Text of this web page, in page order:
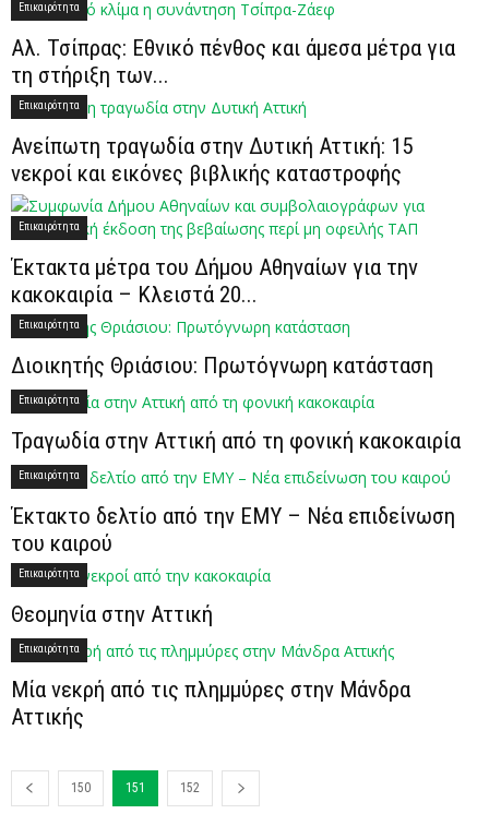
Επικαιρότητα
Αλ. Τσίπρας: Εθνικό πένθος και άμεσα μέτρα για
τη στήριξη των...
Επικαιρότητα
Ανείπωτη τραγωδία στην Δυτική Αττική: 15
νεκροί και εικόνες βιβλικής καταστροφής
Επικαιρότητα
Έκτακτα μέτρα του Δήμου Αθηναίων για την
κακοκαιρία – Κλειστά 20...
Επικαιρότητα
Διοικητής Θριάσιου: Πρωτόγνωρη κατάσταση
Επικαιρότητα
Τραγωδία στην Αττική από τη φονική κακοκαιρία
Επικαιρότητα
Έκτακτο δελτίο από την ΕΜΥ – Νέα επιδείνωση
του καιρού
Επικαιρότητα
Θεομηνία στην Αττική
Επικαιρότητα
Μία νεκρή από τις πλημμύρες στην Μάνδρα
Αττικής
150 151 152